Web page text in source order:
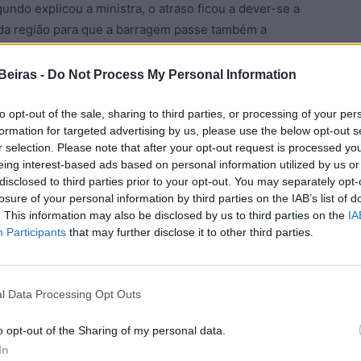
- Do Not Process My Personal Information
opt-out of the sale, sharing to third parties, or processing of your
for targeted advertising by us, please use the below opt-out
selection. Please note that after your opt-out request is processed
interest-based ads based on personal information utilized by us
to third parties prior to your opt-out. You may separately
of your personal information by third parties on the IAB’s list of
This information may also be disclosed by us to third parties on the
Participants that may further disclose it to other third parties.
Data Processing Opt Outs
opt-out of the Sharing of my personal data.
explicou a ministra, o atraso ficou a dever-se a
região para que a barragem passe também a
a barragem passe também a ter consumo para
Alguns dos municípios já nos forneceram, mas
os dados, a APA abre o concurso. Está previsto
Graça Carvalho.
Lisboa com os autarcas dos municípios abrangidos
estratégico para o território. No encontro
(Mangualde), Jorge Ferreira (Gouveia),
de Algodres).
de aprofundar o conhecimento sobre o
com o impacto da infraestrutura nas populações
questões ligadas às acessibilidades da região,